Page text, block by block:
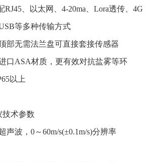
RJ45、以太网、4-20ma、Lora透传、4G
等多种传输方式
部无需法兰盘可直接套接传感器
口ASA材质，更有效对抗盐雾等环
以上
技术参数
声波，0～60m/s(±0.1m/s)分辨率